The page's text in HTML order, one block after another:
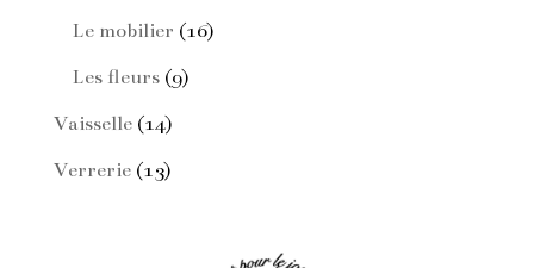
produits
Le mobilier 1616
Les fleurs 99
Vaisselle 1414
produits
Verrerie 1313